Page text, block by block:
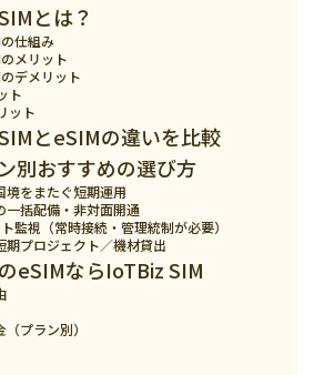
ジ
とは？
仕組み
メリット
デメリット
ト
ット
とeSIMの違いを比較
別おすすめの選び方
境をまたぐ短期運用
一括配備・非対面開通
監視（常時接続・管理統制が必要）
期プロジェクト／機材貸出
eSIMならIoTBiz SIM
プラン別）